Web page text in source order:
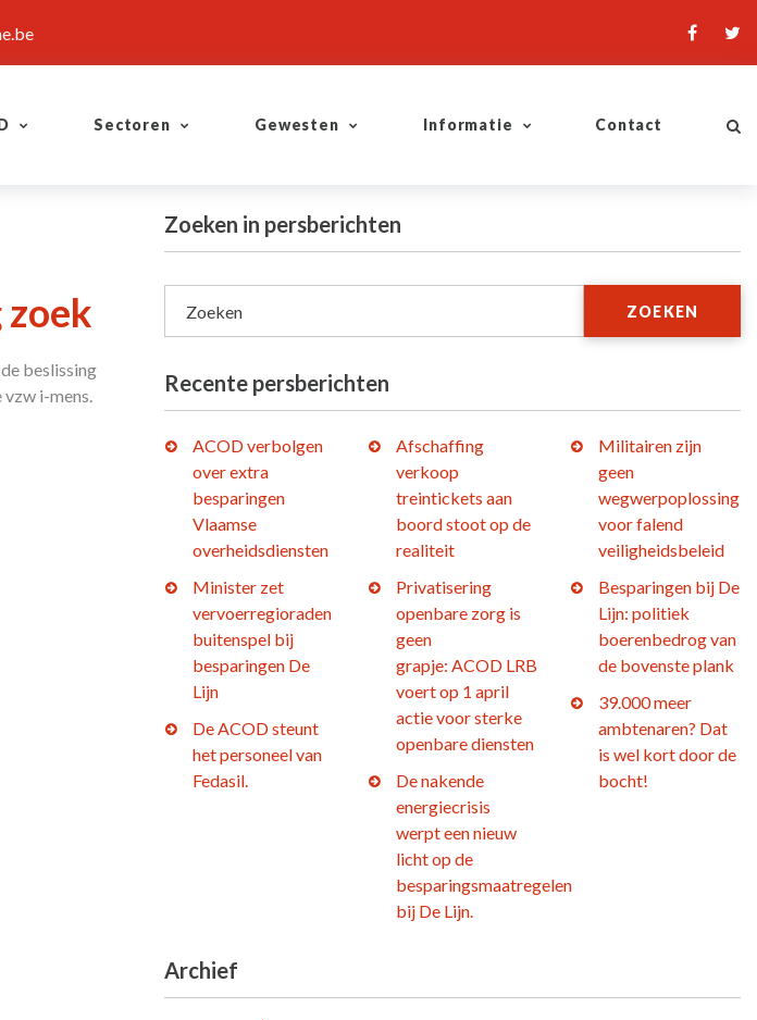
Sectoren Gewesten Informatie Contact
beslissing
i-mens.
Zoeken in persberichten
Zoeken ZOEKEN
Recente persberichten
ACOD verbolgen
over extra
besparingen
Vlaamse
overheidsdiensten
Minister zet
vervoerregioraden
buitenspel bij
besparingen De
Lijn
De ACOD steunt
het personeel van
Fedasil.
Afschaffing
verkoop
treintickets aan
boord stoot op de
realiteit
Privatisering
openbare zorg is
geen
grapje: ACOD LRB
voert op 1 april
actie voor sterke
openbare diensten
De nakende
energiecrisis
werpt een nieuw
licht op de
besparingsmaatregelen
bij De Lijn.
Militairen zijn
geen
wegwerpoplossing
voor falend
veiligheidsbeleid
Besparingen bij De
Lijn: politiek
boerenbedrog van
de bovenste plank
39.000 meer
ambtenaren? Dat
is wel kort door de
bocht!
Archief